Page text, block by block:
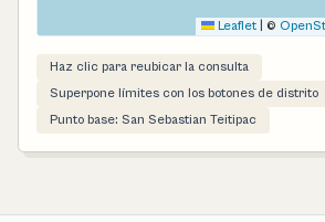
Leaflet ©
Haz clic para reubicar la consulta
Superpone límites con los botones de distrito
Punto base: San Sebastian Teitipac